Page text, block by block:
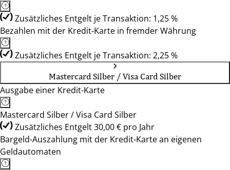
Zusätzliches Entgelt je Transaktion: 1,25 %
Bezahlen mit der Kredit-Karte in fremder Währung
Zusätzliches Entgelt je Transaktion: 2,25 %
Mastercard Silber / Visa Card Silber
Ausgabe einer Kredit-Karte
Mastercard Silber / Visa Card Silber
Zusätzliches Entgelt 30,00 € pro Jahr
Bargeld-Auszahlung mit der Kredit-Karte an eigenen
Geldautomaten